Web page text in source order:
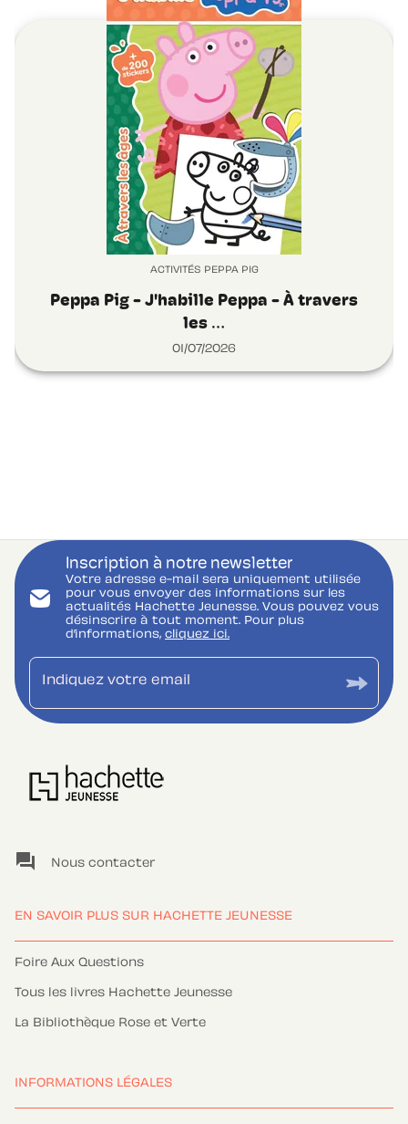
ACTIVITÉS PEPPA PIG
Peppa Pig - J'habille Peppa - À travers
les …
01/07/2026
Inscription à notre newsletter
Votre adresse e-mail sera uniquement utilisée
pour vous envoyer des informations sur les
actualités Hachette Jeunesse. Vous pouvez vous
désinscrire à tout moment. Pour plus
d’informations, cliquez ici.
Indiquez votre email
question_answer Nous contacter
EN SAVOIR PLUS SUR HACHETTE JEUNESSE
Foire Aux Questions
Tous les livres Hachette Jeunesse
La Bibliothèque Rose et Verte
INFORMATIONS LÉGALES